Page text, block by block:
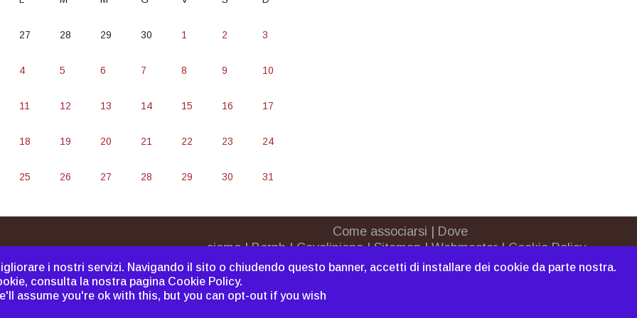
27 28 29 30 1 2 3
4 5 6 7 8 9 10
11 12 13 14 15 16 17
18 19 20 21 22 23 24
25 26 27 28 29 30 31
Come associarsi
Dove
siamo|Bornh|Cavoliniana|Sitemap|Webmaster|Cookie Policy
i nostri servizi. Navigando il sito o chiudendo questo banner, accetti di installare dei cookie da parte nostra.
consulta la nostra pagina Cookie Policy.
assume you're ok with this, but you can opt-out if you wish